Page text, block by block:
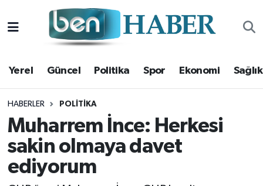
Yerel Güncel Politika Spor Ekonomi Sağlık
HABERLER POLITIKA
Muharrem İnce: Herkesi
sakin olmaya davet
ediyorum
Yerel
Güncel
Politika
Spor
Ekonomi
Hava Durumu
Trafik Durumu
Süper Lig Puan Durumu ve Fikstür
Tüm Manşetler
Son Dakika Haberleri